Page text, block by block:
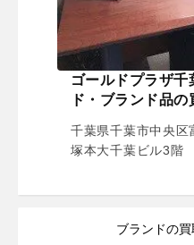
ゴールドプラザ
ド・ブランド品の
千葉県千葉市中央区
塚本大千葉ビル3階
ブランドの